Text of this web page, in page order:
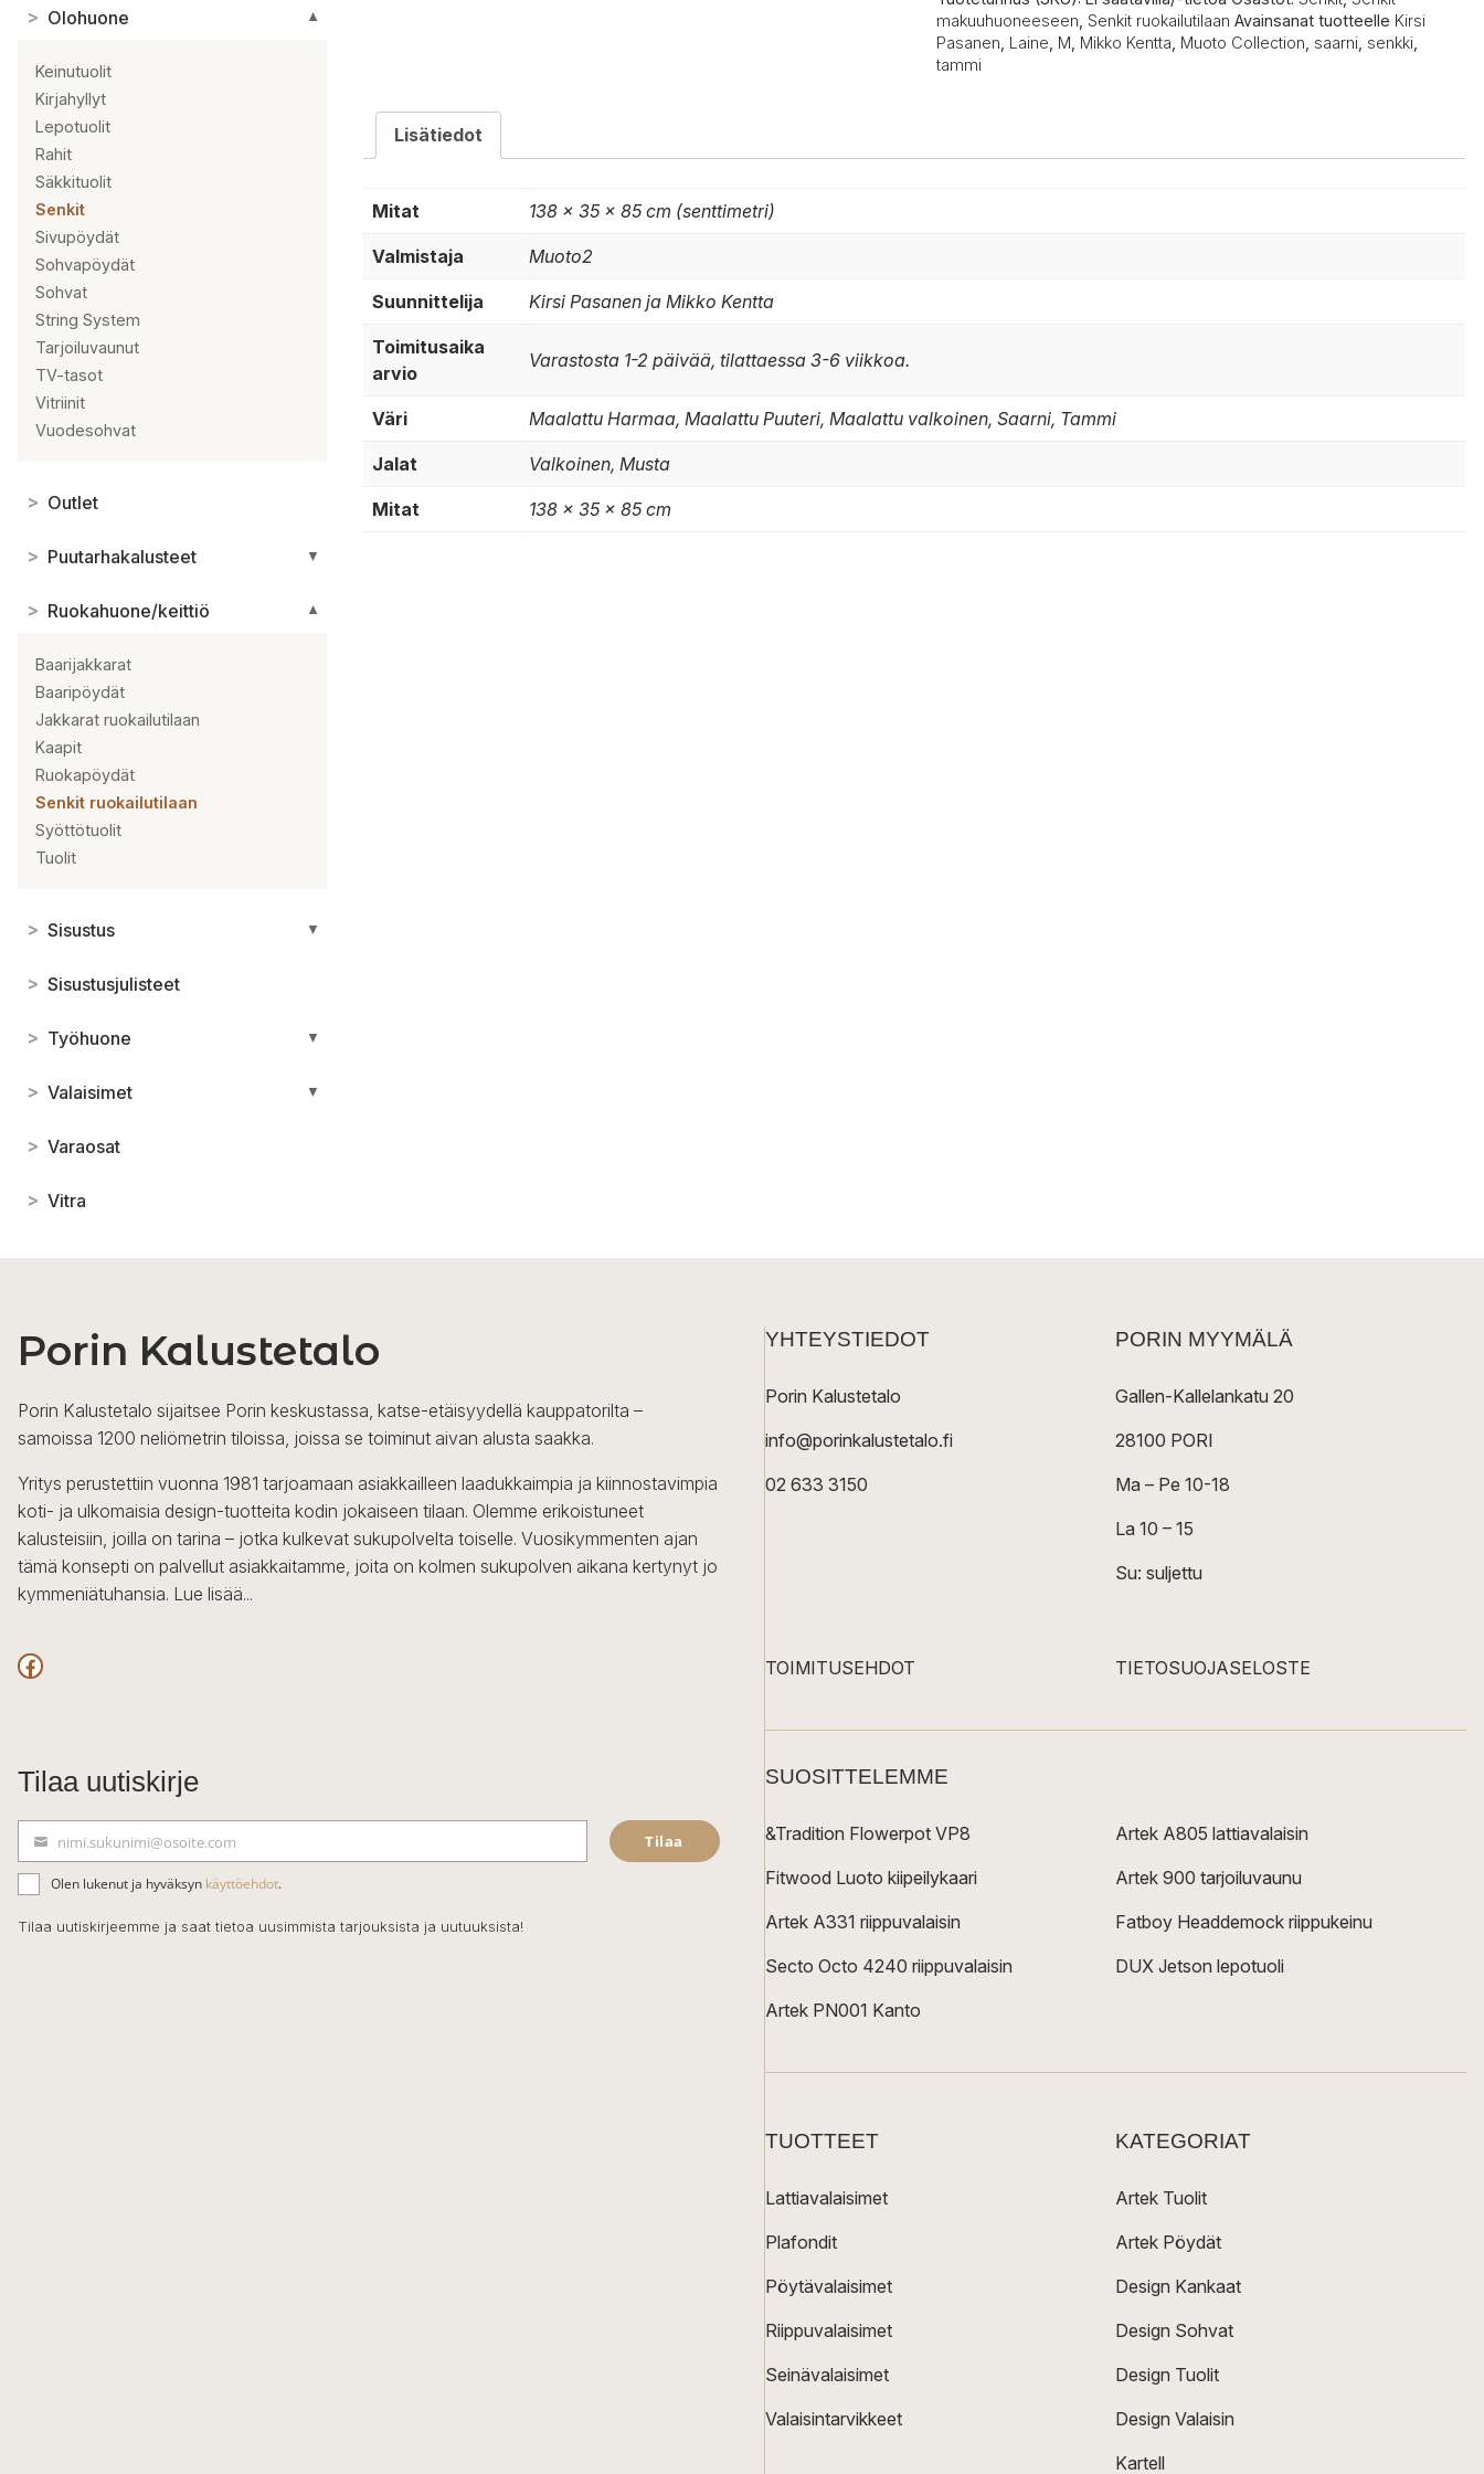
> Olohuone ▼
Keinutuolit
Kirjahyllyt
Lepotuolit
Rahit
Säkkituolit
Senkit
Sivupöydät
Sohvapöydät
Sohvat
String System
Tarjoiluvaunut
TV-tasot
Vitriinit
Vuodesohvat
> Outlet
> Puutarhakalusteet ▼
> Ruokahuone/keittiö ▼
Baarijakkarat
Baaripöydät
Jakkarat ruokailutilaan
Kaapit
Ruokapöydät
Senkit ruokailutilaan
Syöttötuolit
Tuolit
> Sisustus ▼
> Sisustusjulisteet
> Työhuone ▼
> Valaisimet ▼
> Varaosat
> Vitra
makuuhuoneeseen Senkit ruokailutilaan Avainsanat tuotteelle Kirsi
Pasanen Laine M Mikko Kentta Muoto Collection saarni, senkki,
tammi
Lisätiedot
Mitat 138 × 35 × 85 cm (senttimetri)
Valmistaja Muoto2
Suunnittelija Kirsi Pasanen ja Mikko Kentta
Toimitusaika
arvio
Varastosta 1-2 päivää, tilattaessa 3-6 viikkoa.
Väri Maalattu Harmaa, Maalattu Puuteri, Maalattu valkoinen, Saarni, Tammi
Jalat Valkoinen, Musta
Mitat 138 x 35 x 85 cm
Porin Kalustetalo
Porin Kalustetalo sijaitsee Porin keskustassa, katse-etäisyydellä kauppatorilta –
samoissa 1200 neliömetrin tiloissa, joissa se toiminut aivan alusta saakka.
Yritys perustettiin vuonna 1981 tarjoamaan asiakkailleen laadukkaimpia ja kiinnostavimpia
koti- ja ulkomaisia design-tuotteita kodin jokaiseen tilaan. Olemme erikoistuneet
kalusteisiin, joilla on tarina – jotka kulkevat sukupolvelta toiselle. Vuosikymmenten ajan
tämä konsepti on palvellut asiakkaitamme, joita on kolmen sukupolven aikana kertynyt jo
kymmeniätuhansia. Lue lisää...
Facebook
Tilaa uutiskirje
ä
h
k
nimi.sukunimi@osoite.com Tilaa
Olen lukenut ja hyväksyn käyttöehdot.
Tilaa uutiskirjeemme ja saat tietoa uusimmista tarjouksista ja uutuuksista!
YHTEYSTIEDOT
Porin Kalustetalo
info@porinkalustetalo.fi
02 633 3150
PORIN MYYMÄLÄ
Gallen-Kallelankatu 20
28100 PORI
Ma – Pe 10-18
La 10 – 15
Su: suljettu
TOIMITUSEHDOT TIETOSUOJASELOSTE
SUOSITTELEMME
&Tradition Flowerpot VP8
Fitwood Luoto kiipeilykaari
Artek A331 riippuvalaisin
Secto Octo 4240 riippuvalaisin
Artek PN001 Kanto
Artek A805 lattiavalaisin
Artek 900 tarjoiluvaunu
Fatboy Headdemock riippukeinu
DUX Jetson lepotuoli
TUOTTEET
Lattiavalaisimet
Plafondit
Pöytävalaisimet
Riippuvalaisimet
Seinävalaisimet
Valaisintarvikkeet
KATEGORIAT
Artek Tuolit
Artek Pöydät
Design Kankaat
Design Sohvat
Design Tuolit
Design Valaisin
Kartell